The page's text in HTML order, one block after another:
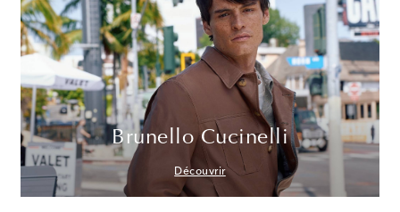
Brunello Cucinelli
Découvrir